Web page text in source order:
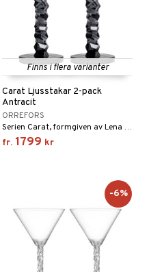
Finns i flera varianter
Carat Ljusstakar 2-pack
Antracit
ORREFORS
Serien Carat, formgiven av Lena Bergström, är inspirerad av hennes fascination av ädelstenar och juveler.
fr. 1799 kr
-6%